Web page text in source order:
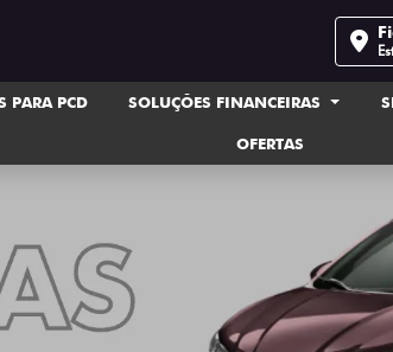
PARA PCD SOLUÇÕES FINANCEIRAS
OFERTAS